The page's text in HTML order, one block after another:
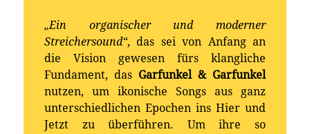
„Ein organischer und moderner
Streichersound“, das sei von Anfang an
die Vision gewesen fürs klangliche
Fundament, das Garfunkel & Garfunkel
nutzen, um ikonische Songs aus ganz
unterschiedlichen Epochen ins Hier und
Jetzt zu überführen. Um ihre so